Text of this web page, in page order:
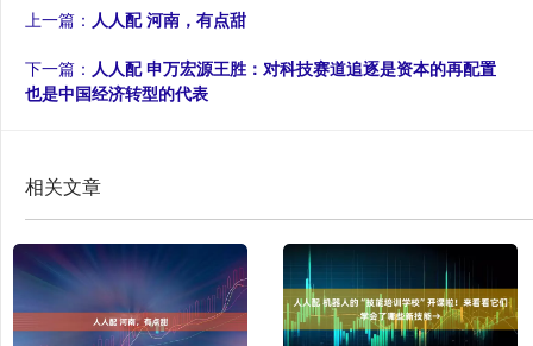
上一篇： 人人配 河南，有点甜
下一篇： 人人配 申万宏源王胜：对科技赛道追逐是资本的再配置
也是中国经济转型的代表
相关文章